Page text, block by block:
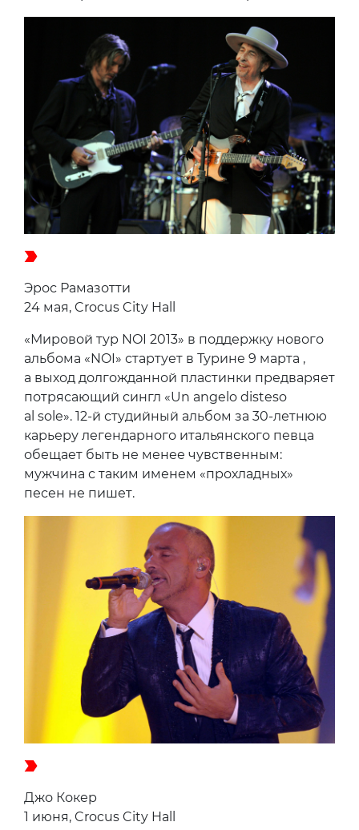
Эрос Рамазотти
24 мая, Crocus City Hall
«Мировой тур NOI 2013» в поддержку нового
альбома «NOI» стартует в Турине 9 марта ,
а выход долгожданной пластинки предваряет
потрясающий сингл «Un angelo disteso
al sole». 12-й студийный альбом за 30-летнюю
карьеру легендарного итальянского певца
обещает быть не менее чувственным:
мужчина с таким именем «прохладных»
песен не пишет.
Джо Кокер
1 июня, Crocus City Hall